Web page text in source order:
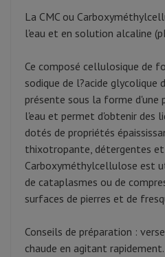
La CMC ou
l'eau et en solution alcaline
Ce composé cellulosique de
sodique de l?acide glycolique
présente sous la forme d'une
l'eau et permet d'obtenir des
dotés de propriétés
thixotropante, détergentes
Carboxyméthylcellulose est
de cataplasmes ou de
surfaces de pierres et de
Conseils de préparation :
chaude en agitant